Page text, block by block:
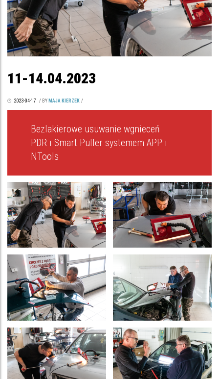
11-14.04.2023
2023-04-17 / BY MAJA KIERZEK /
Bezlakierowe usuwanie wgnieceń
PDR i Smart Puller systemem APP i
NTools